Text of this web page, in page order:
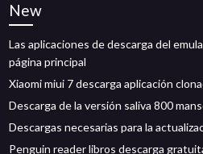
New
Las aplicaciones de descarga del
página principal
Xiaomi miui 7 descarga aplicación
Descarga de la versión saliva 800
Descargas necesarias para la
Penguin reader libros descarga